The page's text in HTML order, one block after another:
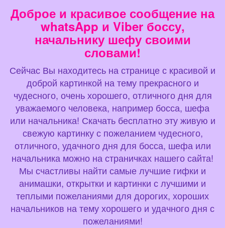
Доброе и красивое сообщение на
whatsApp и Viber боссу,
начальнику шефу своими
словами!
Сейчас Вы находитесь на странице с красивой и
доброй картинкой на тему прекрасного и
чудесного, очень хорошего, отличного дня для
уважаемого человека, например босса, шефа
или начальника! Скачать бесплатно эту живую и
свежую картинку с пожеланием чудесного,
отличного, удачного дня для босса, шефа или
начальника можно на страничках нашего сайта!
Мы счастливы найти самые лучшие гифки и
анимашки, открытки и картинки с лучшими и
теплыми пожеланиями для дорогих, хороших
начальников на тему хорошего и удачного дня с
пожеланиями!